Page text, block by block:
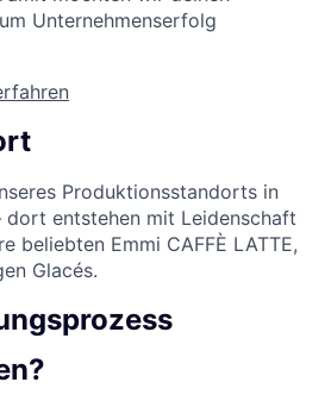
Unternehmenserfolg
Produktionsstandorts in
dort entstehen mit Leidenschaft
beliebten Emmi CAFFÈ LATTE,
Glacés.